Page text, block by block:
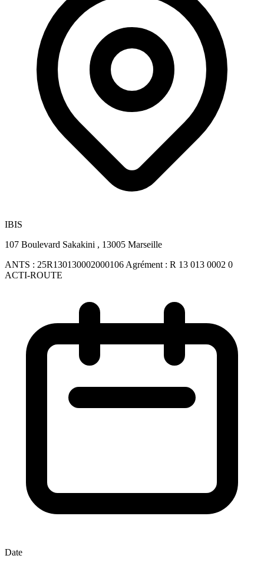
IBIS
107 Boulevard Sakakini , 13005 Marseille
ANTS : 25R130130002000106 Agrément : R 13 013 0002 0
ACTI-ROUTE
Date